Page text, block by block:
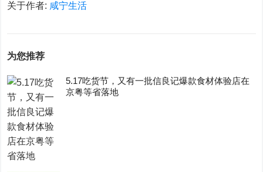
关于作者: 咸宁生活
为您推荐
5.17吃货节，又有一批信良记爆款食材体验店在
京粤等省落地